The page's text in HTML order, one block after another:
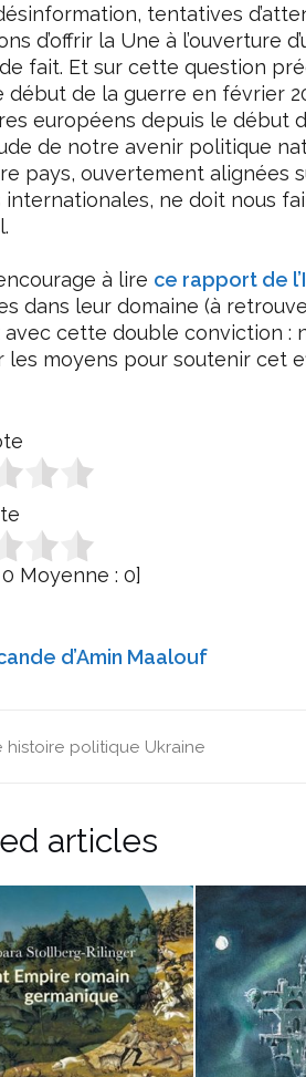
tentatives
d’offrir la Une à l’ouverture
fait. Et sur cette question
début de la guerre en février
européens depuis le début
de notre avenir politique
pays, ouvertement alignées
internationales, ne doit nous
à lire ce rapport de
dans leur domaine (à
cette double conviction :
les moyens pour soutenir cet
0 Moyenne : 0]
d’Amin Maalouf
histoire politique Ukraine
articles